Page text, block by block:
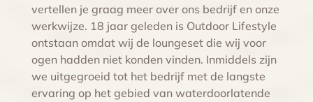
vertellen je graag meer over ons bedrijf en onze
werkwijze. 18 jaar geleden is Outdoor Lifestyle
ontstaan omdat wij de loungeset die wij voor
ogen hadden niet konden vinden. Inmiddels zijn
we uitgegroeid tot het bedrijf met de langste
ervaring op het gebied van waterdoorlatende